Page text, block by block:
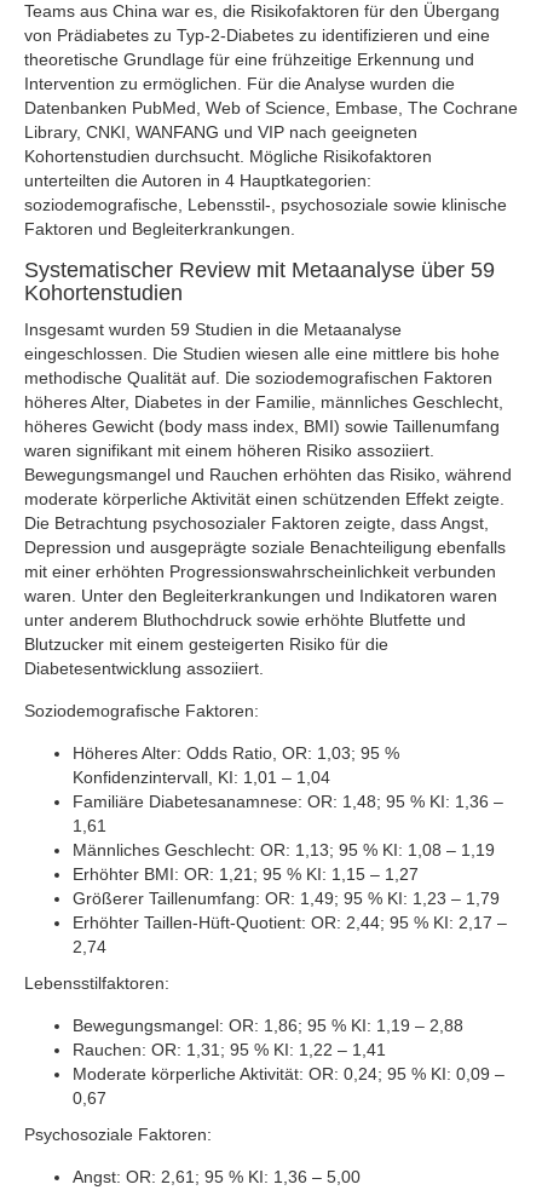
Teams aus China war es, die Risikofaktoren für den Übergang
von Prädiabetes zu Typ-2-Diabetes zu identifizieren und eine
theoretische Grundlage für eine frühzeitige Erkennung und
Intervention zu ermöglichen. Für die Analyse wurden die
Datenbanken PubMed, Web of Science, Embase, The Cochrane
Library, CNKI, WANFANG und VIP nach geeigneten
Kohortenstudien durchsucht. Mögliche Risikofaktoren
unterteilten die Autoren in 4 Hauptkategorien:
soziodemografische, Lebensstil-, psychosoziale sowie klinische
Faktoren und Begleiterkrankungen.
Systematischer Review mit Metaanalyse über 59
Kohortenstudien
Insgesamt wurden 59 Studien in die Metaanalyse
eingeschlossen. Die Studien wiesen alle eine mittlere bis hohe
methodische Qualität auf. Die soziodemografischen Faktoren
höheres Alter, Diabetes in der Familie, männliches Geschlecht,
höheres Gewicht (body mass index, BMI) sowie Taillenumfang
waren signifikant mit einem höheren Risiko assoziiert.
Bewegungsmangel und Rauchen erhöhten das Risiko, während
moderate körperliche Aktivität einen schützenden Effekt zeigte.
Die Betrachtung psychosozialer Faktoren zeigte, dass Angst,
Depression und ausgeprägte soziale Benachteiligung ebenfalls
mit einer erhöhten Progressionswahrscheinlichkeit verbunden
waren. Unter den Begleiterkrankungen und Indikatoren waren
unter anderem Bluthochdruck sowie erhöhte Blutfette und
Blutzucker mit einem gesteigerten Risiko für die
Diabetesentwicklung assoziiert.
Soziodemografische Faktoren:
Höheres Alter: Odds Ratio, OR: 1,03; 95 %
Konfidenzintervall, KI: 1,01 – 1,04
Familiäre Diabetesanamnese: OR: 1,48; 95 % KI: 1,36 –
1,61
Männliches Geschlecht: OR: 1,13; 95 % KI: 1,08 – 1,19
Erhöhter BMI: OR: 1,21; 95 % KI: 1,15 – 1,27
Größerer Taillenumfang: OR: 1,49; 95 % KI: 1,23 – 1,79
Erhöhter Taillen-Hüft-Quotient: OR: 2,44; 95 % KI: 2,17 –
2,74
Lebensstilfaktoren:
Bewegungsmangel: OR: 1,86; 95 % KI: 1,19 – 2,88
Rauchen: OR: 1,31; 95 % KI: 1,22 – 1,41
Moderate körperliche Aktivität: OR: 0,24; 95 % KI: 0,09 –
0,67
Psychosoziale Faktoren:
Angst: OR: 2,61; 95 % KI: 1,36 – 5,00